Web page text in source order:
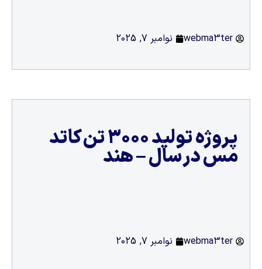
webma3ter نوامبر 7, 2025
پروژه تولید ۳۰۰۰ تن کاتد
مس در سال – هند
webma3ter نوامبر 7, 2025